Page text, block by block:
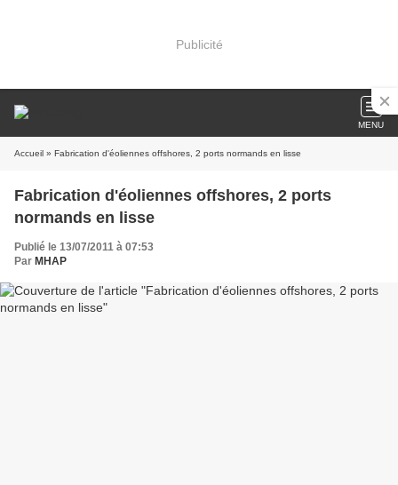
Publicité
MENU
Accueil » Fabrication d'éoliennes offshores, 2 ports normands en lisse
Fabrication d'éoliennes offshores, 2 ports
normands en lisse
Publié le 13/07/2011 à 07:53
Par MHAP